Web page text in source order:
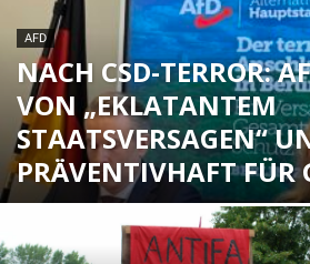
AFD
NACH CSD-TERROR:
VON „EKLATANTEM
STAATSVERSAGEN“
PRÄVENTIVHAFT FÜR